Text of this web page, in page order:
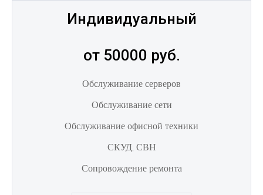
Индивидуальный
от 50000 руб.
Обслуживание серверов
Обслуживание сети
Обслуживание офисной техники
СКУД, СВН
Сопровождение ремонта